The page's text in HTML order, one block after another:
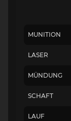
MUNITION
LASER
MÜNDUNG
SCHAFT
LAUF